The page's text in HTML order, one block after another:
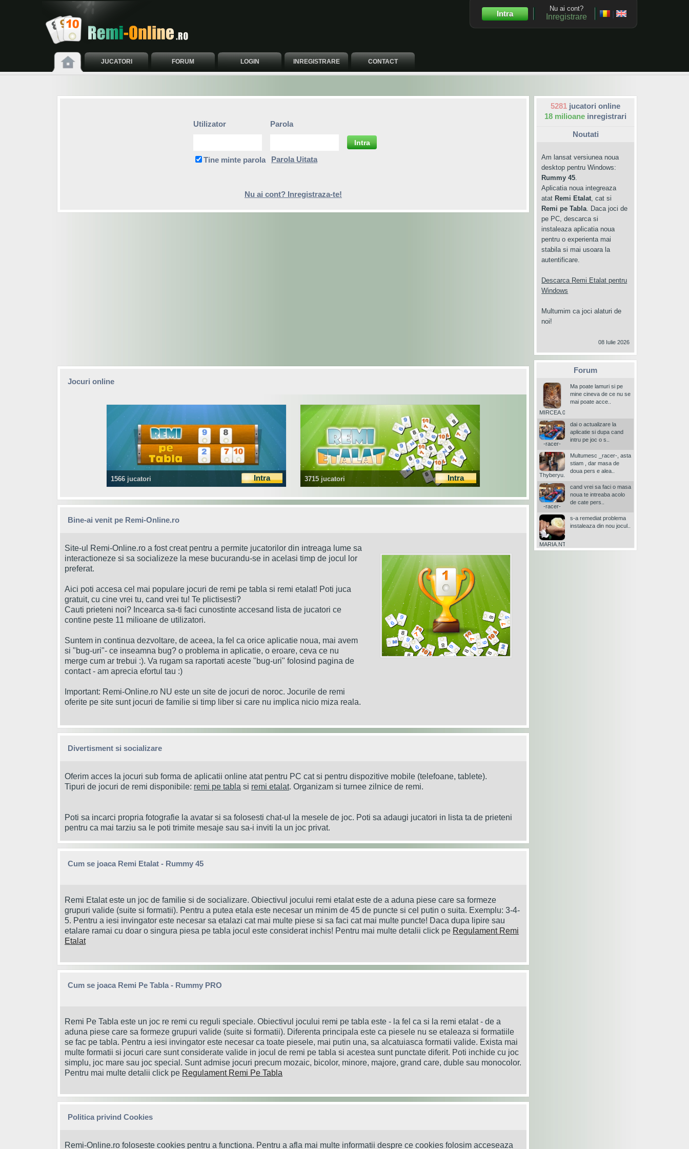
Nu ai cont?
Inregistrare
Intra
JUCATORI FORUM LOGIN INREGISTRARE CONTACT
Utilizator Parola
Intra
Tine minte parola Parola Uitata
Nu ai cont? Inregistraza-te!
Jocuri online
1566 jucatori Intra 3715 jucatori Intra
Bine-ai venit pe Remi-Online.ro
Site-ul Remi-Online.ro a fost creat pentru a permite jucatorilor din intreaga lume sa
interactioneze si sa socializeze la mese bucurandu-se in acelasi timp de jocul lor
preferat.
Aici poti accesa cel mai populare jocuri de remi pe tabla si remi etalat! Poti juca
gratuit, cu cine vrei tu, cand vrei tu! Te plictisesti?
Cauti prieteni noi? Incearca sa-ti faci cunostinte accesand lista de jucatori ce
contine peste 11 milioane de utilizatori.
Suntem in continua dezvoltare, de aceea, la fel ca orice aplicatie noua, mai avem
si "bug-uri"- ce inseamna bug? o problema in aplicatie, o eroare, ceva ce nu
merge cum ar trebui :). Va rugam sa raportati aceste "bug-uri" folosind pagina de
contact - am aprecia efortul tau :)
Important: Remi-Online.ro NU este un site de jocuri de noroc. Jocurile de remi
oferite pe site sunt jocuri de familie si timp liber si care nu implica nicio miza reala.
Divertisment si socializare
Oferim acces la jocuri sub forma de aplicatii online atat pentru PC cat si pentru dispozitive mobile (telefoane, tablete).
Tipuri de jocuri de remi disponibile: remi pe tabla si remi etalat. Organizam si turnee zilnice de remi.
Poti sa incarci propria fotografie la avatar si sa folosesti chat-ul la mesele de joc. Poti sa adaugi jucatori in lista ta de prieteni
pentru ca mai tarziu sa le poti trimite mesaje sau sa-i inviti la un joc privat.
Cum se joaca Remi Etalat - Rummy 45
Remi Etalat este un joc de familie si de socializare. Obiectivul jocului remi etalat este de a aduna piese care sa formeze
grupuri valide (suite si formatii). Pentru a putea etala este necesar un minim de 45 de puncte si cel putin o suita. Exemplu: 3-4-
5. Pentru a iesi invingator este necesar sa etalazi cat mai multe piese si sa faci cat mai multe puncte! Daca dupa lipire sau
etalare ramai cu doar o singura piesa pe tabla jocul este considerat inchis! Pentru mai multe detalii click pe Regulament Remi
Etalat
Cum se joaca Remi Pe Tabla - Rummy PRO
Remi Pe Tabla este un joc re remi cu reguli speciale. Obiectivul jocului remi pe tabla este - la fel ca si la remi etalat - de a
aduna piese care sa formeze grupuri valide (suite si formatii). Diferenta principala este ca piesele nu se etaleaza si formatiile
se fac pe tabla. Pentru a iesi invingator este necesar ca toate piesele, mai putin una, sa alcatuiasca formatii valide. Exista mai
multe formatii si jocuri care sunt considerate valide in jocul de remi pe tabla si acestea sunt punctate diferit. Poti inchide cu joc
simplu, joc mare sau joc special. Sunt admise jocuri precum mozaic, bicolor, minore, majore, grand care, duble sau monocolor.
Pentru mai multe detalii click pe Regulament Remi Pe Tabla
Politica privind Cookies
Remi-Online.ro foloseste cookies pentru a functiona. Pentru a afla mai multe informatii despre ce cookies folosim acceseaza
5281 jucatori online
18 milioane inregistrari
Noutati
Am lansat versiunea noua
desktop pentru Windows:
Rummy 45.
Aplicatia noua integreaza
atat Remi Etalat, cat si
Remi pe Tabla. Daca joci de
pe PC, descarca si
instaleaza aplicatia noua
pentru o experienta mai
stabila si mai usoara la
autentificare.
Descarca Remi Etalat pentru
Windows
Multumim ca joci alaturi de
noi!
08 Iulie 2026
Forum
MIRCEA.02
Ma poate lamuri si pe
mine cineva de ce nu se
mai poate acce..
-racer-
dai o actualizare la
aplicatie si dupa cand
intru pe joc o s..
Thyberyu..-
Multumesc _racer-, asta
stiam , dar masa de
doua pers e alea..
-racer-
cand vrei sa faci o masa
noua te intreaba acolo
de cate pers..
MARIA.NT1956
s-a remediat problema
instaleaza din nou jocul..